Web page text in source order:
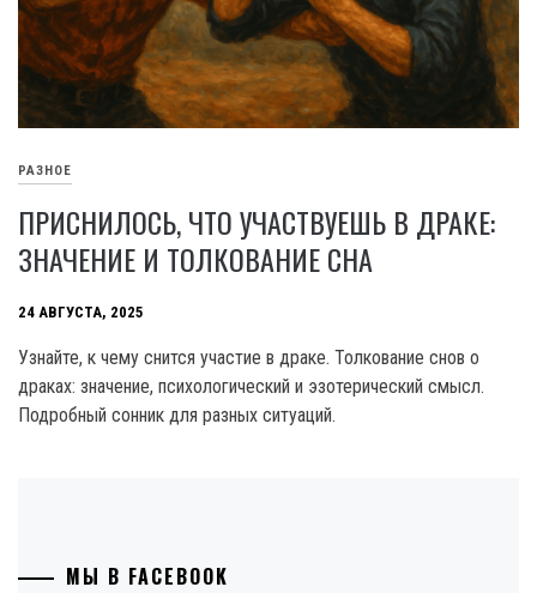
РАЗНОЕ
ПРИСНИЛОСЬ, ЧТО УЧАСТВУЕШЬ В ДРАКЕ:
ЗНАЧЕНИЕ И ТОЛКОВАНИЕ СНА
24 АВГУСТА, 2025
Узнайте, к чему снится участие в драке. Толкование снов о
драках: значение, психологический и эзотерический смысл.
Подробный сонник для разных ситуаций.
МЫ В FACEBOOK